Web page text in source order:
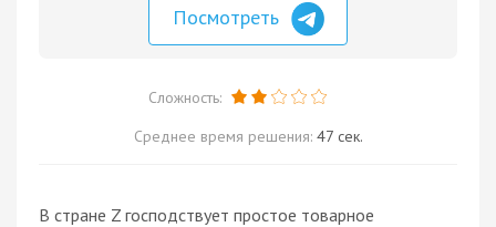
Посмотреть
Сложность:
Среднее время решения: 47 сек.
В стране Z господствует простое товарное